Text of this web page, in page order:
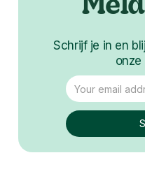
Schrijf je in en
onze